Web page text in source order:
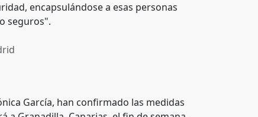
encapsulándose a esas personas
seguros".
García, han confirmado las medidas